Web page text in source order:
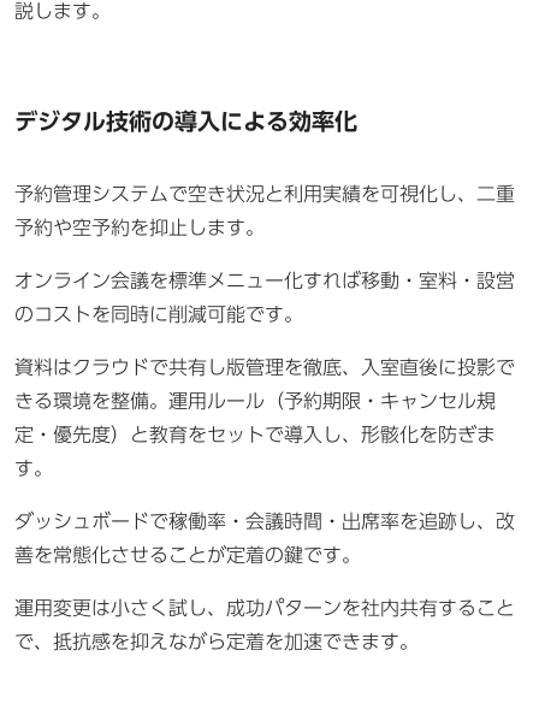
説します。
デジタル技術の導入による効率化
予約管理システムで空き状況と利用実績を可視化し、二重
予約や空予約を抑止します。
オンライン会議を標準メニュー化すれば移動・室料・設営
のコストを同時に削減可能です。
資料はクラウドで共有し版管理を徹底、入室直後に投影で
きる環境を整備。運用ルール（予約期限・キャンセル規
定・優先度）と教育をセットで導入し、形骸化を防ぎま
す。
ダッシュボードで稼働率・会議時間・出席率を追跡し、改
善を常態化させることが定着の鍵です。
運用変更は小さく試し、成功パターンを社内共有すること
で、抵抗感を抑えながら定着を加速できます。